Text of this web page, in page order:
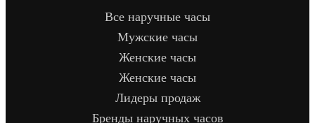
Все наручные часы
Мужские часы
Женские часы
Женские часы
Лидеры продаж
Бренды наручных часов